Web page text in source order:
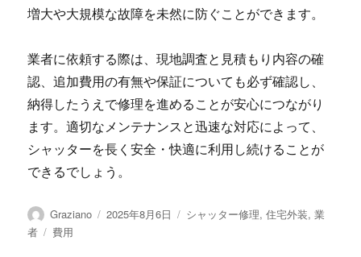
増大や大規模な故障を未然に防ぐことができます。
業者に依頼する際は、現地調査と見積もり内容の確
認、追加費用の有無や保証についても必ず確認し、
納得したうえで修理を進めることが安心につながり
ます。適切なメンテナンスと迅速な対応によって、
シャッターを長く安全・快適に利用し続けることが
できるでしょう。
投
稿
Graziano
投
2025年8月6日
カ
シャッター修理,住宅外装,業
者
タ
費用